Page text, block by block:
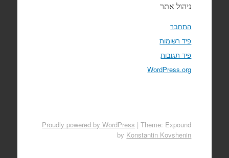
ניהול אתר
התחבר
פיד רשומות
פיד תגובות
WordPress.org
Proudly powered by WordPress |Theme: Expound
by Konstantin Kovshenin